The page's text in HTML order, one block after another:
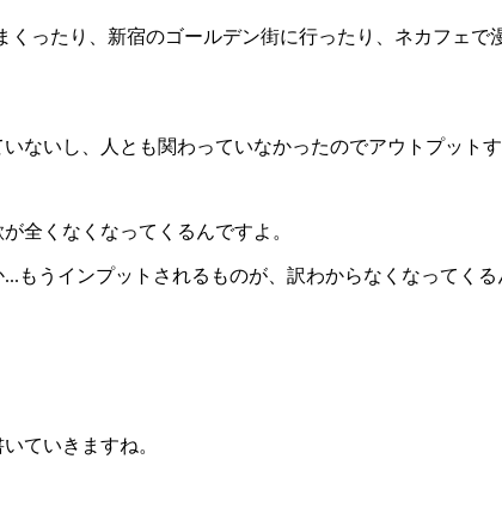
ったり、新宿のゴールデン街に行ったり、ネカフェ
ないし、人とも関わっていなかったのでアウトプット
全くなくなってくるんですよ。
うインプットされるものが、訳わからなくなってくる
ていきますね。